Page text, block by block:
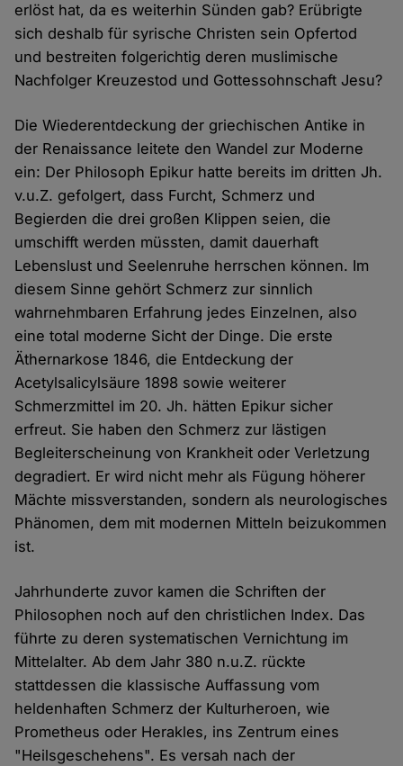
erlöst hat, da es weiterhin Sünden gab? Erübrigte
sich deshalb für syrische Christen sein Opfertod
und bestreiten folgerichtig deren muslimische
Nachfolger Kreuzestod und Gottessohnschaft Jesu?
Die Wiederentdeckung der griechischen Antike in
der Renaissance leitete den Wandel zur Moderne
ein: Der Philosoph Epikur hatte bereits im dritten Jh.
v.u.Z. gefolgert, dass Furcht, Schmerz und
Begierden die drei großen Klippen seien, die
umschifft werden müssten, damit dauerhaft
Lebenslust und Seelenruhe herrschen können. Im
diesem Sinne gehört Schmerz zur sinnlich
wahrnehmbaren Erfahrung jedes Einzelnen, also
eine total moderne Sicht der Dinge. Die erste
Äthernarkose 1846, die Entdeckung der
Acetylsalicylsäure 1898 sowie weiterer
Schmerzmittel im 20. Jh. hätten Epikur sicher
erfreut. Sie haben den Schmerz zur lästigen
Begleiterscheinung von Krankheit oder Verletzung
degradiert. Er wird nicht mehr als Fügung höherer
Mächte missverstanden, sondern als neurologisches
Phänomen, dem mit modernen Mitteln beizukommen
ist.
Jahrhunderte zuvor kamen die Schriften der
Philosophen noch auf den christlichen Index. Das
führte zu deren systematischen Vernichtung im
Mittelalter. Ab dem Jahr 380 n.u.Z. rückte
stattdessen die klassische Auffassung vom
heldenhaften Schmerz der Kulturheroen, wie
Prometheus oder Herakles, ins Zentrum eines
"Heilsgeschehens". Es versah nach der